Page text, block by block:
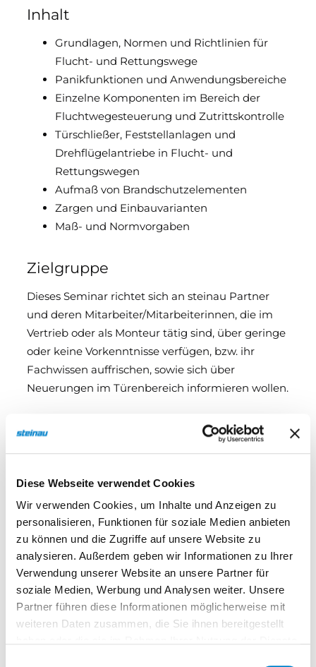
Diese Webseite verwendet Cookies
Wir verwenden Cookies, um Inhalte und Anzeigen zu
personalisieren, Funktionen für soziale Medien anbieten
zu können und die Zugriffe auf unsere Website zu
analysieren. Außerdem geben wir Informationen zu Ihrer
Verwendung unserer Website an unsere Partner für
soziale Medien, Werbung und Analysen weiter. Unsere
Partner führen diese Informationen möglicherweise mit
weiteren Daten zusammen, die Sie ihnen bereitgestellt
Inhalt
Grundlagen, Normen und Richtlinien für
Flucht- und Rettungswege
Panikfunktionen und Anwendungsbereiche
Einzelne Komponenten im Bereich der
Fluchtwegesteuerung und Zutrittskontrolle
Türschließer, Feststellanlagen und
Drehflügelantriebe in Flucht- und
Rettungswegen
Aufmaß von Brandschutzelementen
Zargen und Einbauvarianten
Maß- und Normvorgaben
Zielgruppe
Dieses Seminar richtet sich an steinau Partner
und deren Mitarbeiter/Mitarbeiterinnen, die im
Vertrieb oder als Monteur tätig sind, über geringe
oder keine Vorkenntnisse verfügen, bzw. ihr
Fachwissen auffrischen, sowie sich über
Neuerungen im Türenbereich informieren wollen.
Seminarpaket
Seminarunterlagen, Erfrischungen, ein
Mittagessen sowie ein steinau Zertifikat.
Referent:in